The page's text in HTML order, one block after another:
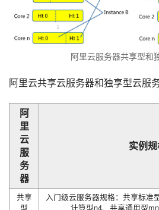
阿里云服务器共享型和
阿里云共享云服务器和独享型云服
阿
里
云
服
务
器
实例
共享
型
入门级云服务器规格：共享标准
计算型n4、共享通用型